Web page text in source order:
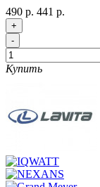
490 р. 441 р.
+
-
Купить